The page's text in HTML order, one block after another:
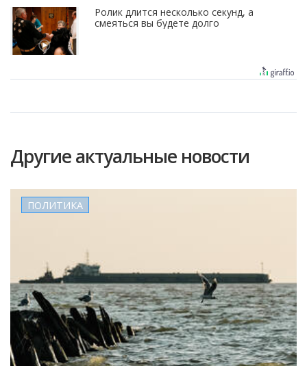
Ролик длится несколько секунд, а
смеяться вы будете долго
Другие актуальные новости
ПОЛИТИКА